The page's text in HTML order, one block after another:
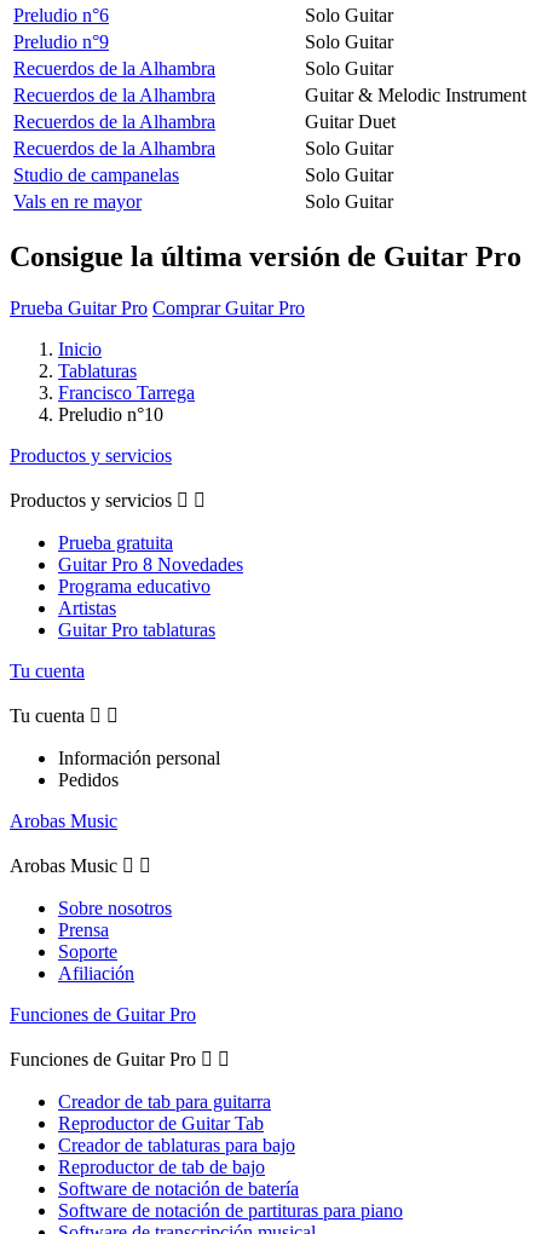
Preludio n°6
Solo Guitar
Preludio n°9
Solo Guitar
Recuerdos de la Alhambra
Solo Guitar
Recuerdos de la Alhambra
Guitar & Melodic Instrument
Recuerdos de la Alhambra
Guitar Duet
Recuerdos de la Alhambra
Solo Guitar
Studio de campanelas
Solo Guitar
Vals en re mayor
Solo Guitar
Consigue la última versión de Guitar Pro
Prueba Guitar Pro Comprar Guitar Pro
Inicio
Tablaturas
Francisco Tarrega
Preludio n°10
Productos y servicios
Productos y servicios  
Prueba gratuita
Guitar Pro 8 Novedades
Programa educativo
Artistas
Guitar Pro tablaturas
Tu cuenta
Tu cuenta  
Información personal
Pedidos
Arobas Music
Arobas Music  
Sobre nosotros
Prensa
Soporte
Afiliación
Funciones de Guitar Pro
Funciones de Guitar Pro  
Creador de tab para guitarra
Reproductor de Guitar Tab
Creador de tablaturas para bajo
Reproductor de tab de bajo
Software de notación de batería
Software de notación de partituras para piano